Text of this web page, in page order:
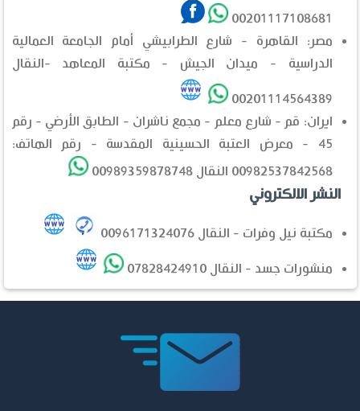
00201117108681
مصر: القاهرة - شارع الطرابيشي أمام الجامعة العمالية
الدراسية - ميدان الجيش - مكتبة المعاهد -النقال
00201114564389
ايران: قم - شارع معلم - مجمع ناشران - الطابق الأرضي - رقم
45 - معرض العتبة الحسينية المقدسة - رقم الهاتف:
00982537842568 النقال 00989359878748
النشر الالكتروني
مكتبة نيل وفرات - النقال 0096171324076
منشورات جسد - النقال 07828424910